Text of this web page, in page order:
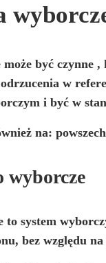
może byćczynne ,
w
i być w
na:
wyborcze
to system
bez względu na